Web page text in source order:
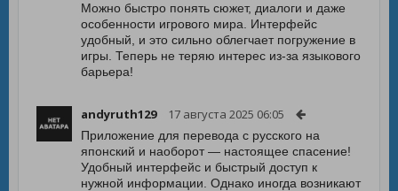
Можно быстро понять сюжет, диалоги и даже
особенности игрового мира. Интерфейс
удобный, и это сильно облегчает погружение в
игры. Теперь не теряю интерес из-за языкового
барьера!
andyruth129 17 августа 2025 06:05
Приложение для перевода с русского на
японский и наоборот — настоящее спасение!
Удобный интерфейс и быстрый доступ к
нужной информации. Однако иногда возникают